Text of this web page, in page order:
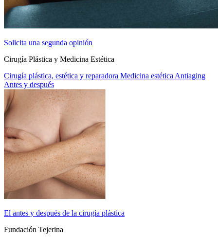
Solicita una segunda opinión
Cirugía Plástica y Medicina Estética
Cirugía plástica, estética y reparadora Medicina estética Antiaging
Antes y después
El antes y después de la cirugía plástica
Fundación Tejerina